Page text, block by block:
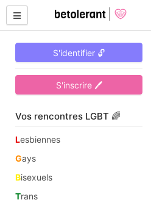
S'identifier 🔓
S'inscrire 🖊
Vos rencontres LGBT 🌈
Lesbiennes
Gays
Bisexuels
Trans